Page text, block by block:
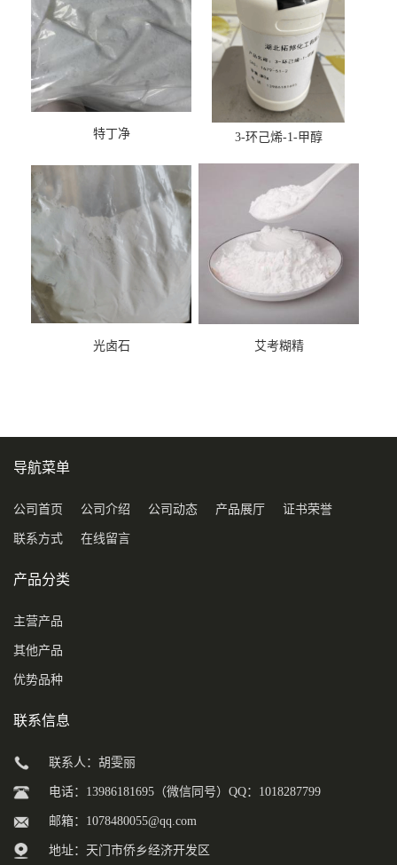
特丁净 3-环己烯-1-甲醇
光卤石 艾考糊精
导航菜单
公司首页 公司介绍 公司动态 产品展厅 证书荣誉
联系方式 在线留言
产品分类
主营产品
其他产品
优势品种
联系信息
联系人：胡雯丽
电话：13986181695（微信同号）QQ：1018287799
邮箱： 1078480055@qq.com
地址：天门市侨乡经济开发区